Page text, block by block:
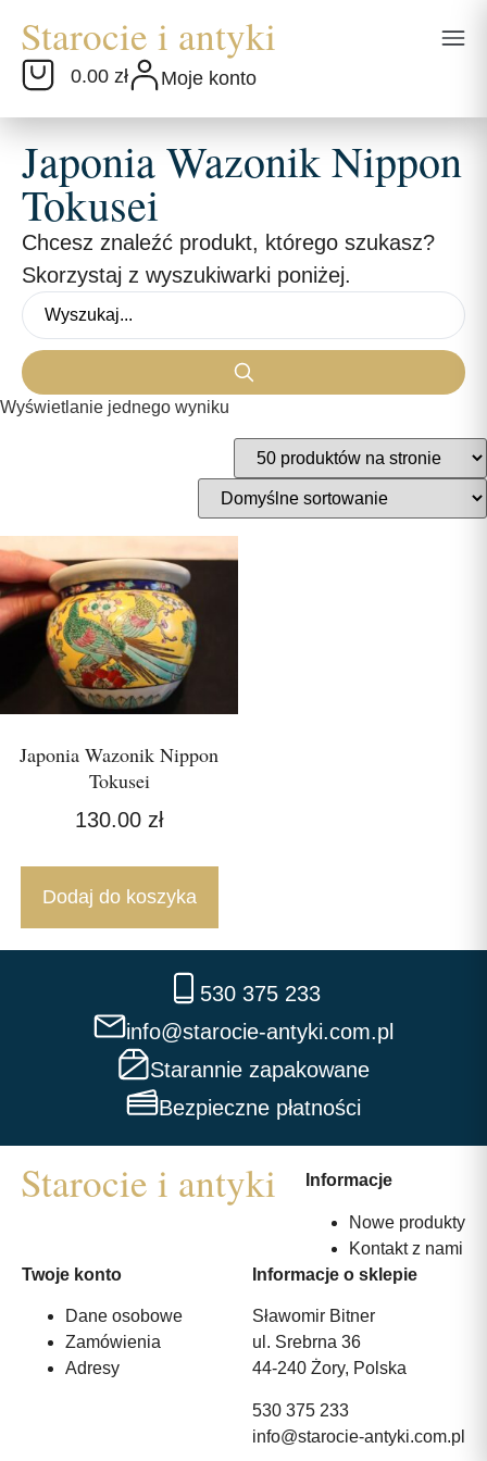
0.00 zł Moje konto
Japonia Wazonik Nippon
Tokusei
Chcesz znaleźć produkt, którego szukasz?
Skorzystaj z wyszukiwarki poniżej.
Wyświetlanie jednego wyniku
Japonia Wazonik Nippon
Tokusei
130.00 zł
Dodaj do koszyka
530 375 233
info@starocie-antyki.com.pl
Starannie zapakowane
Bezpieczne płatności
Informacje
Nowe produkty
Kontakt z nami
Twoje konto
Dane osobowe
Zamówienia
Adresy
Informacje o sklepie
Sławomir Bitner
ul. Srebrna 36
44-240 Żory, Polska
530 375 233
info@starocie-antyki.com.pl